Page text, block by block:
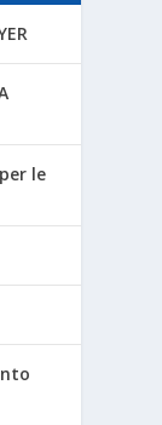
le